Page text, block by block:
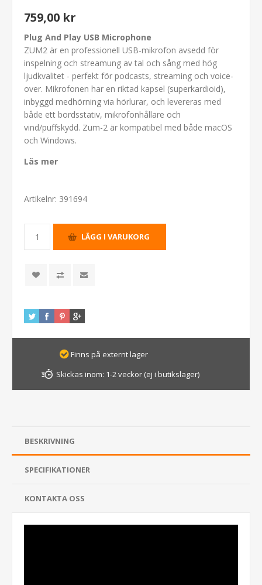
759,00 kr
Plug And Play USB Microphone
ZUM2 är en professionell USB-mikrofon avsedd för
inspelning och streamung av tal och sång med hög
ljudkvalitet - perfekt för podcasts, streaming och voice-
over. Mikrofonen har en riktad kapsel (superkardioid),
inbyggd medhörning via hörlurar, och levereras med
både ett bordsstativ, mikrofonhållare och
vind/puffskydd. Zum-2 är kompatibel med både macOS
och Windows.
Läs mer
Artikelnr: 391694
Finns på externt lager
Skickas inom: 1-2 veckor (ej i butikslager)
BESKRIVNING
SPECIFIKATIONER
KONTAKTA OSS